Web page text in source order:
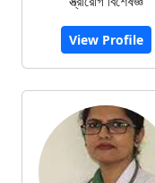
View Profile